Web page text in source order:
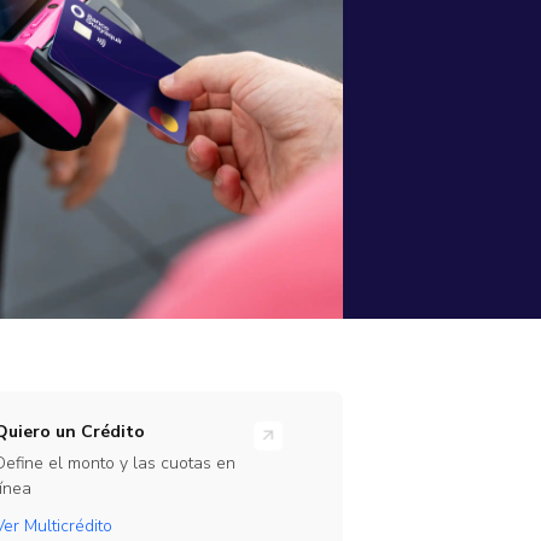
en línea para tu empresa
Beta
de nuestro programa de Beta Testers
un Crédito
el monto y las cuotas en
Multicrédito